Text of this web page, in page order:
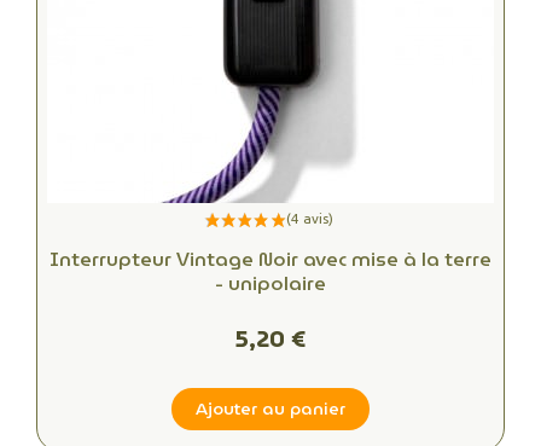
Interrupteur Vintage Noir avec mise à la terre
- unipolaire
5,20 €
Ajouter au panier